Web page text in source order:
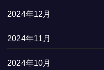
2024年12月
2024年11月
2024年10月